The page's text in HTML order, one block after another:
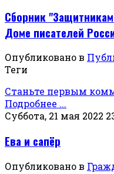
Сборник
Доме писателей
Опубликовано в
Теги
Станьте первым
Подробнее ...
Суббота, 21 мая 2022
Ева и сапёр
Опубликовано в